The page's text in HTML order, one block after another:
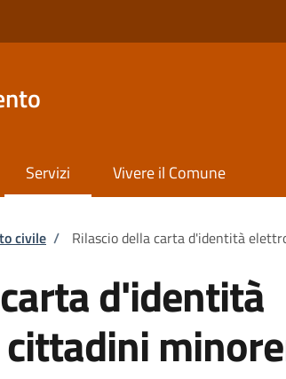
Servizi Vivere il Comune
civile / Rilascio della carta d'identità
d'identità